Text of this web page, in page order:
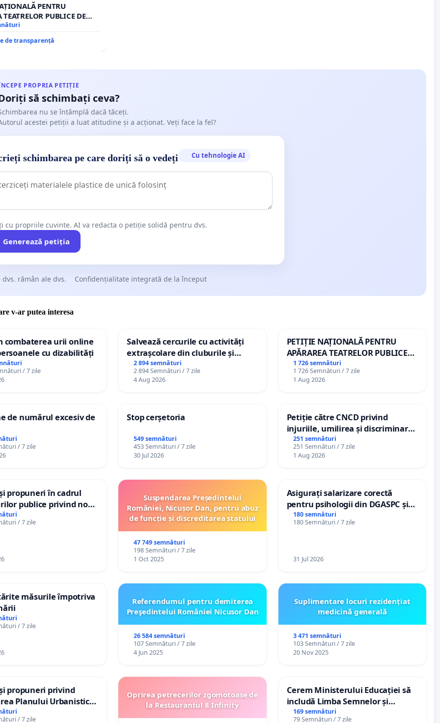
PENTRU
TEATRELOR PUBLICE DE
DIN ROMÂNIA
de transparență
PROPRIA PETIȚIE
să schimbați ceva?
nu se întâmplă dacă tăceți.
acestei petiții a luat atitudine și a acționat. Veți face la fel?
schimbarea pe care doriți să o vedeți Cu tehnologie AI
cu propriile cuvinte. AI va redacta o petiție solidă pentru dvs.
Generează petiția
dvs. rămân ale dvs. Confidențialitate integrată de la început
v-ar putea interesa
combaterea urii online
cu dizabilități
/ 7 zile
Salvează cercurile cu activități
extrașcolare din cluburile și
palatele copiilor
2 894 semnături
2 894 Semnături / 7 zile
4 Aug 2026
PETIȚIE NAȚIONALĂ PENTRU
APĂRAREA TEATRELOR PUBLICE
DE REPERTORIU DIN ROMÂNIA
1 726 semnături
1 726 Semnături / 7 zile
1 Aug 2026
de numărul excesiv de
/ 7 zile
Stop cerșetoria
549 semnături
453 Semnături / 7 zile
30 Jul 2026
Petiție către CNCD privind
injuriile, umilirea și discriminarea
persoanelor cu dizabilități de
către utilizatorul TikTok „Gorici”
251 semnături
251 Semnături / 7 zile
1 Aug 2026
propuneri în cadrul
publice privind noul
General (PUG)
/ 7 zile
Suspendarea Președintelui
României, Nicușor Dan, pentru abuz
de funcție și discreditarea statului
47 749 semnături
198 Semnături / 7 zile
1 Oct 2025
Asigurați salarizare corectă
pentru psihologii din DGASPC și
spitale
180 semnături
180 Semnături / 7 zile
31 Jul 2026
măsurile împotriva
/ 7 zile
Referendumul pentru demiterea
Preşedintelui României Nicusor Dan
26 584 semnături
107 Semnături / 7 zile
4 Jun 2025
Suplimentare locuri rezidențiat
medicină generală
3 471 semnături
103 Semnături / 7 zile
20 Nov 2025
propuneri privind
Planului Urbanistic
al orașului Ialoveni
/ 7 zile
Oprirea petrecerilor zgomotoase de
la Restaurantul 8 Infinity
Cerem Ministerului Educației să
includă Limba Semnelor și
alfabetul Braille în școlile din
169 semnături
79 Semnături / 7 zile